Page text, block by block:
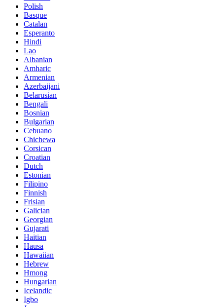
Polish
Basque
Catalan
Esperanto
Hindi
Lao
Albanian
Amharic
Armenian
Azerbaijani
Belarusian
Bengali
Bosnian
Bulgarian
Cebuano
Chichewa
Corsican
Croatian
Dutch
Estonian
Filipino
Finnish
Frisian
Galician
Georgian
Gujarati
Haitian
Hausa
Hawaiian
Hebrew
Hmong
Hungarian
Icelandic
Igbo